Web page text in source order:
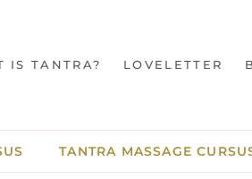
IS TANTRA? LOVELETTER
TANTRA MASSAGE